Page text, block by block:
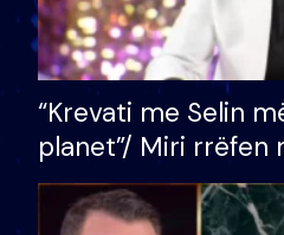
“Krevati me Selin
planet”/ Miri
bukura në shtëpinë
mungojë zilja e